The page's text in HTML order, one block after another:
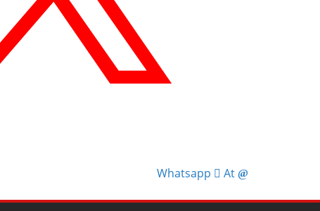
Whatsapp At